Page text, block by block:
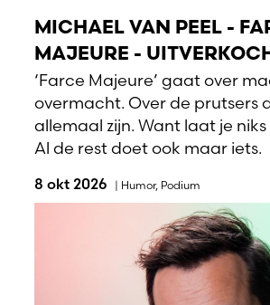
MICHAEL VAN PEEL -
MAJEURE -
‘Farce Majeure’ gaat over
overmacht. Over de prutsers
allemaal zijn. Want laat je
Al de rest doet ook maar iets.
8 okt 2026 | Humor, Podium